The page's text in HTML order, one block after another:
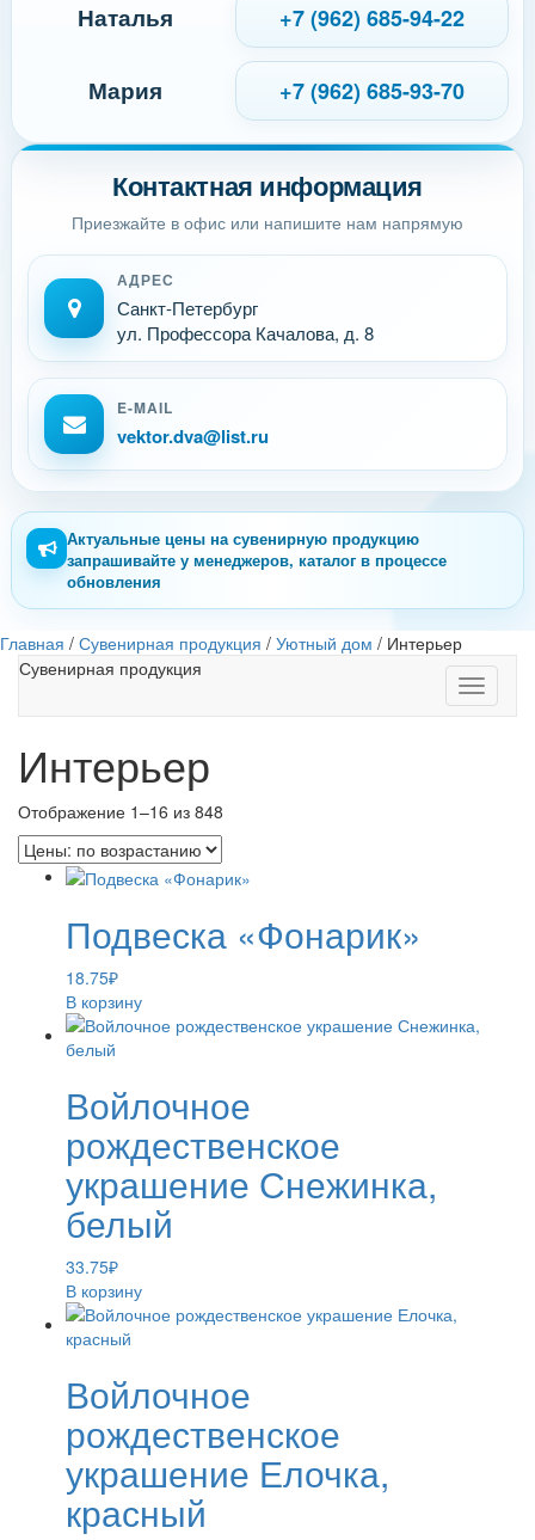
Контактная информация
Приезжайте в офис или напишите нам напрямую
АДРЕС
Санкт-Петербург
ул. Профессора Качалова, д. 8
E-MAIL
vektor.dva@list.ru
Наталья +7 (962) 685-94-22
Мария +7 (962) 685-93-70
Актуальные цены на сувенирную продукцию
запрашивайте у менеджеров, каталог в процессе
обновления
Главная / Сувенирная продукция / Уютный дом / Интерьер
Toggle
Сувенирная продукция
Интерьер
Отображение 1–16 из 848
Подвеска «Фонарик»
18.75₽
В корзину
Войлочное
рождественское
украшение Снежинка,
белый
33.75₽
В корзину
Войлочное
рождественское
украшение Елочка,
красный